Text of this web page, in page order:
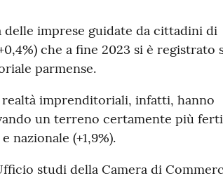
delle imprese guidate da cittadini di
che a fine 2023 si è registrato
parmense.
realtà imprenditoriali, infatti, hanno
un terreno certamente più
nazionale (+1,9%).
studi della Camera di